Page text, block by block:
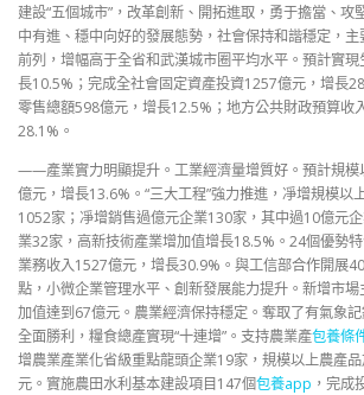
建設“五個城市”，改革創新、開拓進取，勇于擔當、攻
中有進、穩中向好的發展態勢，社會保持和諧穩定，
前列，增幅高于全省和武漢城市圈平均水平。預計實
長10.5%；完成全社會固定資產投資1257億元，增長28
零售總額598億元，增長12.5%；地方公共財政預算收
28.1%。
——產業實力明顯提升。工業經濟量增質好。預計規模
億元，增長13.6%。“三大工程”強力推進，凈增規模以
1052家；凈增銷售過億元企業130家，其中過10億元
業32家，高新技術產業增加值增長18.5%。24個優勢
業務收入1527億元，增長30.9%。與工信部合作開展
點，小微企業管理水平、創新發展能力提升。新增市
加值達到67億元。農業經濟保持穩定。奪取了有氣象
全面勝利，糧食總產實現“十連增”。支持農業產包養條
增農業產業化省級重點龍頭企業19家，規模以上農產
元。實施農田水利基本建設項目147個包養app ，完成